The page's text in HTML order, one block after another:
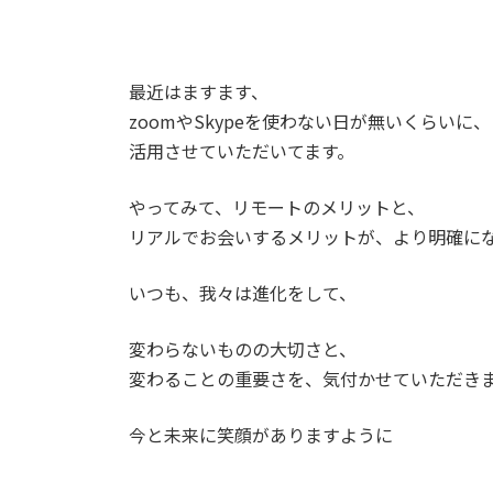
最近はますます、
zoomやSkypeを使わない日が無いくらいに、
活用させていただいてます。
やってみて、リモートのメリットと、
リアルでお会いするメリットが、より明確に
いつも、我々は進化をして、
変わらないものの大切さと、
変わることの重要さを、気付かせていただきま
今と未来に笑顔がありますように